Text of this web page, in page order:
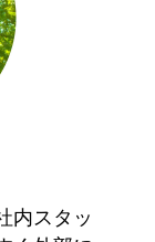
内スタッ